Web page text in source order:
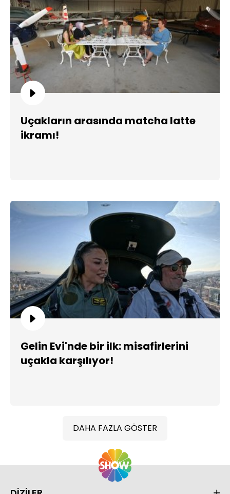
Uçakların arasında matcha latte
ikramı!
Gelin Evi'nde bir ilk: misafirlerini
uçakla karşılıyor!
DAHA FAZLA GÖSTER